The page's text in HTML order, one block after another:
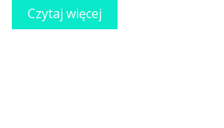
Czytaj więcej